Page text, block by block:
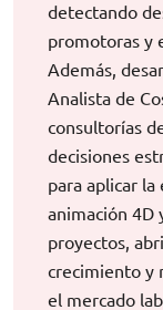
detectando
promotoras y
Además,
Analista de
consultorías
decisiones
para aplicar
animación 4D
proyectos,
crecimiento y
el mercado